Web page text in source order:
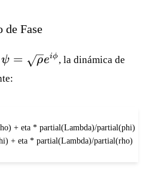
de Fase
\psi =
\sqrt{\rho}
e^{i\phi}
ψ = ρeiϕ , la dinámica de
+ eta * partial(Lambda)/partial(phi)
+ eta * partial(Lambda)/partial(rho)